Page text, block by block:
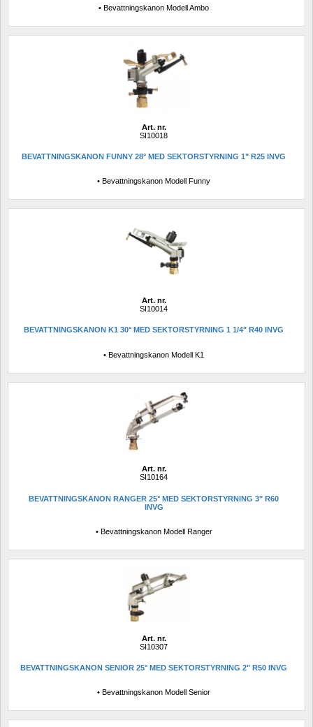
• Bevattningskanon Modell Ambo
Art. nr.
SI10018
BEVATTNINGSKANON FUNNY 28° MED SEKTORSTYRNING 1" R25 INVG
• Bevattningskanon Modell Funny
Art. nr.
SI10014
BEVATTNINGSKANON K1 30° MED SEKTORSTYRNING 1 1/4" R40 INVG
• Bevattningskanon Modell K1
Art. nr.
SI10164
BEVATTNINGSKANON RANGER 25° MED SEKTORSTYRNING 3" R60
INVG
• Bevattningskanon Modell Ranger
Art. nr.
SI10307
BEVATTNINGSKANON SENIOR 25° MED SEKTORSTYRNING 2" R50 INVG
• Bevattningskanon Modell Senior